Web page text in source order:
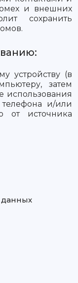
и внешних
сохранить
устройству (в
затем
использования
телефона и/или
от источника
данных